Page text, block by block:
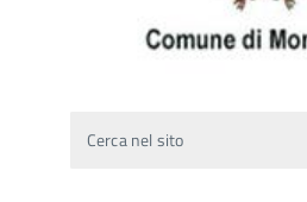
Cerca nel sito